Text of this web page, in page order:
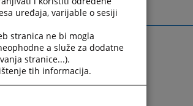
uređaja, varijable o sesiji
stranica ne bi mogla
a služe za dodatne
stranice...).
tih informacija.